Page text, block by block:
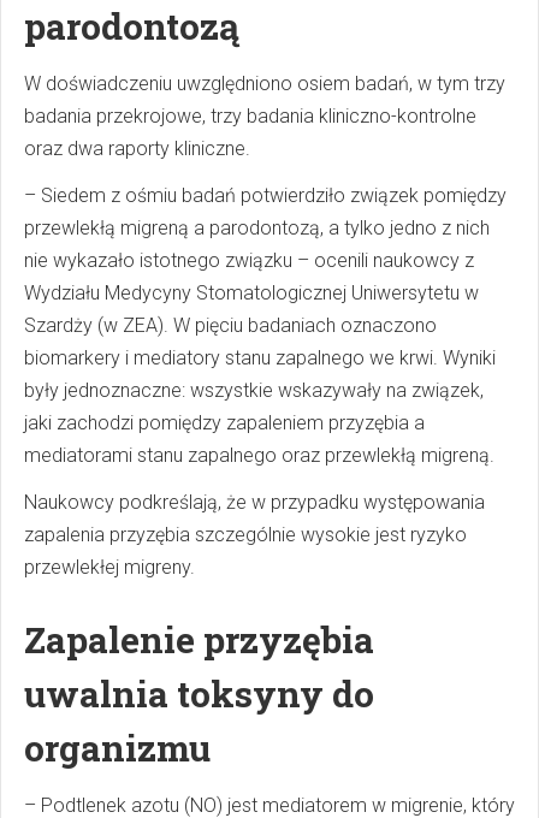
parodontozą
W doświadczeniu uwzględniono osiem badań, w tym trzy
badania przekrojowe, trzy badania kliniczno-kontrolne
oraz dwa raporty kliniczne.
– Siedem z ośmiu badań potwierdziło związek pomiędzy
przewlekłą migreną a parodontozą, a tylko jedno z nich
nie wykazało istotnego związku – ocenili naukowcy z
Wydziału Medycyny Stomatologicznej Uniwersytetu w
Szardży (w ZEA). W pięciu badaniach oznaczono
biomarkery i mediatory stanu zapalnego we krwi. Wyniki
były jednoznaczne: wszystkie wskazywały na związek,
jaki zachodzi pomiędzy zapaleniem przyzębia a
mediatorami stanu zapalnego oraz przewlekłą migreną.
Naukowcy podkreślają, że w przypadku występowania
zapalenia przyzębia szczególnie wysokie jest ryzyko
przewlekłej migreny.
Zapalenie przyzębia
uwalnia toksyny do
organizmu
– Podtlenek azotu (NO) jest mediatorem w migrenie, który